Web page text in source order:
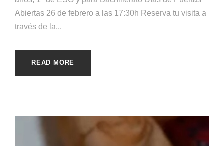
Abiertas 26 de febrero a las 17:30h Reserva tu visita a
través de la...
READ MORE